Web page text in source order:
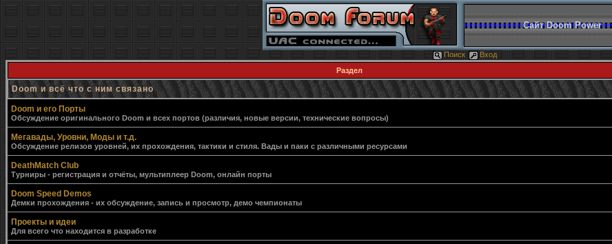
Сайт Doom Power
Поиск
Вход
Раздел
Doom и всё что с ним связано
Doom и его Порты
Обсуждение оригинального Doom и всех портов (различия, новые версии, технические вопросы)
Мегавады, Уровни, Моды и т.д.
Обсуждение релизов уровней, их прохождения, тактики и стиля. Вады и паки с различными ресурсами
DeathMatch Club
Турниры - регистрация и отчёты, мультиплеер Doom, онлайн порты
Doom Speed Demos
Демки прохождения - их обсуждение, запись и просмотр, демо чемпионаты
Проекты и идеи
Для всего что находится в разработке